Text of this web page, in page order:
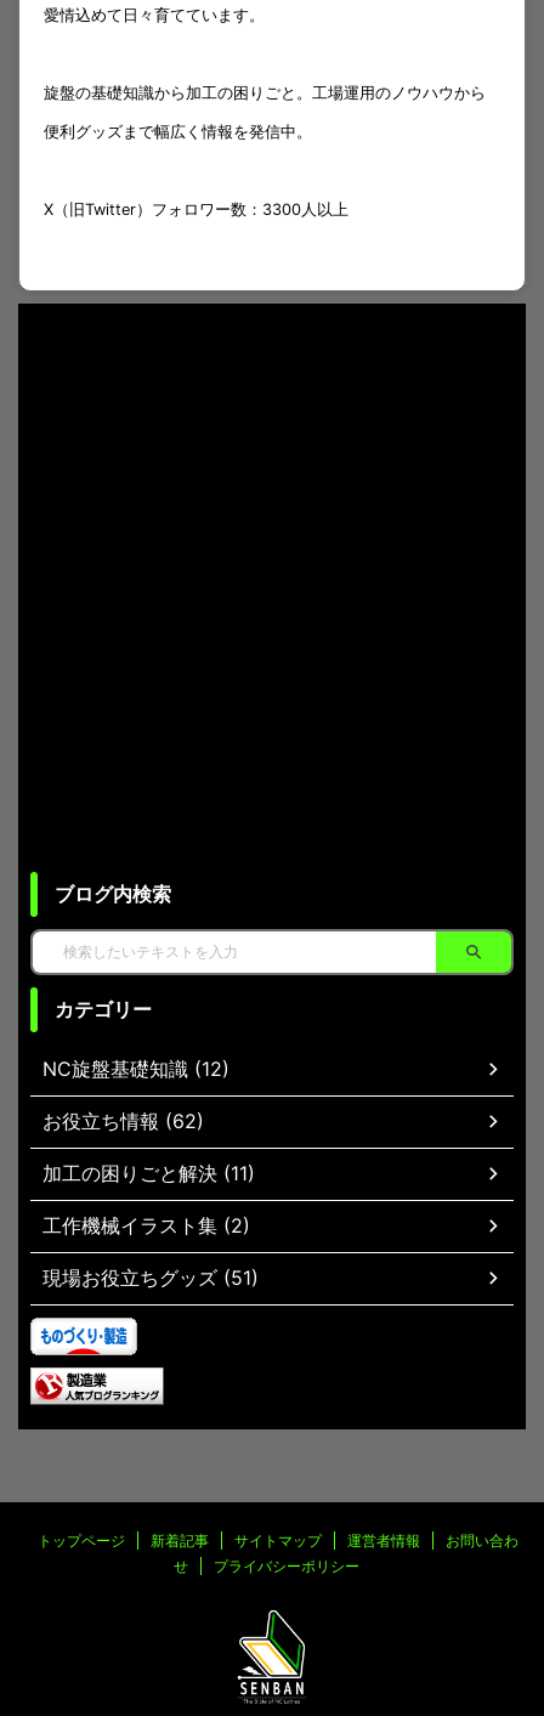
愛情込めて日々育てています。
旋盤の基礎知識から加工の困りごと。工場運用のノウハウから
便利グッズまで幅広く情報を発信中。
X（旧Twitter）フォロワー数：3300人以上
ブログ内検索
カテゴリー
NC旋盤基礎知識 (12)
お役立ち情報 (62)
加工の困りごと解決 (11)
工作機械イラスト集 (2)
現場お役立ちグッズ (51)
トップページ 新着記事 サイトマップ 運営者情報
お問い合わ
せ
プライバシーポリシー